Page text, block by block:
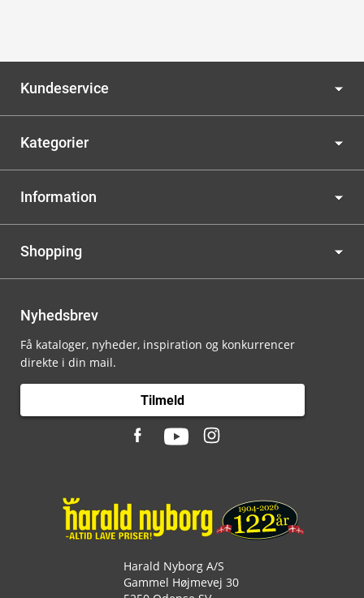
Kundeservice
Kategorier
Information
Shopping
Nyhedsbrev
Få kataloger, nyheder, inspiration og konkurrencer
direkte i din mail.
Tilmeld
Harald Nyborg A/S
Gammel Højmevej 30